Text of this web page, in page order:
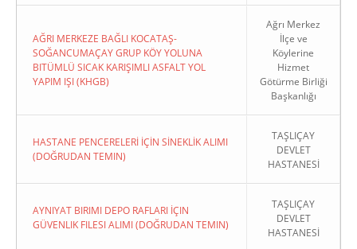
AĞRI MERKEZE BAĞLI KOCATAŞ-
SOĞANCUMAÇAY GRUP KÖY YOLUNA
BITÜMLÜ SICAK KARIŞIMLI ASFALT YOL
YAPIM IŞI (KHGB)
Ağrı Merkez
İlçe ve
Köylerine
Hizmet
Götürme Birliği
Başkanlığı
HASTANE PENCERELERİ İÇİN SİNEKLİK ALIMI
(DOĞRUDAN TEMIN)
TAŞLIÇAY
DEVLET
HASTANESİ
AYNIYAT BIRIMI DEPO RAFLARI İÇIN
GÜVENLIK FILESI ALIMI (DOĞRUDAN TEMIN)
TAŞLIÇAY
DEVLET
HASTANESİ